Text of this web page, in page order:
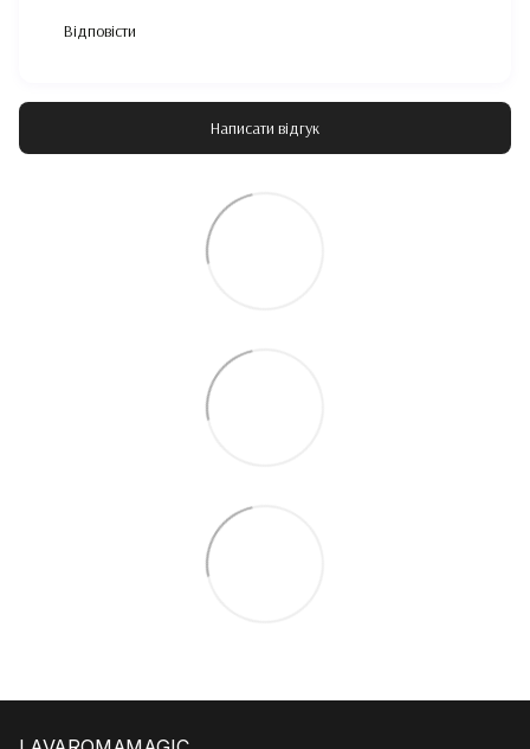
Відповісти
Написати відгук